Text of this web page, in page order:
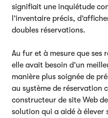
signifiait une inquiétude
l’inventaire précis,
doubles réservations.
Au fur et à mesure que ses
elle avait besoin d’un
manière plus soignée de
au système de réservation
constructeur de site Web
solution qui a aidé à élever